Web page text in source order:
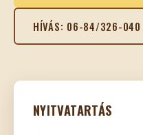
HÍVÁS: 06-84/326-040
NYITVATARTÁS